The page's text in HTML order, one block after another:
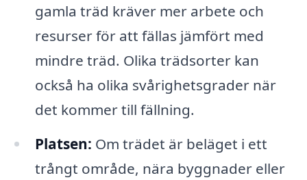
gamla träd kräver mer arbete och
resurser för att fällas jämfört med
mindre träd. Olika trädsorter kan
också ha olika svårighetsgrader när
det kommer till fällning.
Platsen: Om trädet är beläget i ett
trångt område, nära byggnader eller